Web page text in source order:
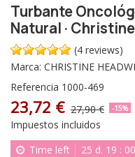
Turbante
Natural ·
(4 reviews)
Marca: CHRISTINE
Referencia 1000-469
23,72 € 27,90 € -15%
Impuestos incluidos
Time left
25 d. 19 : 00